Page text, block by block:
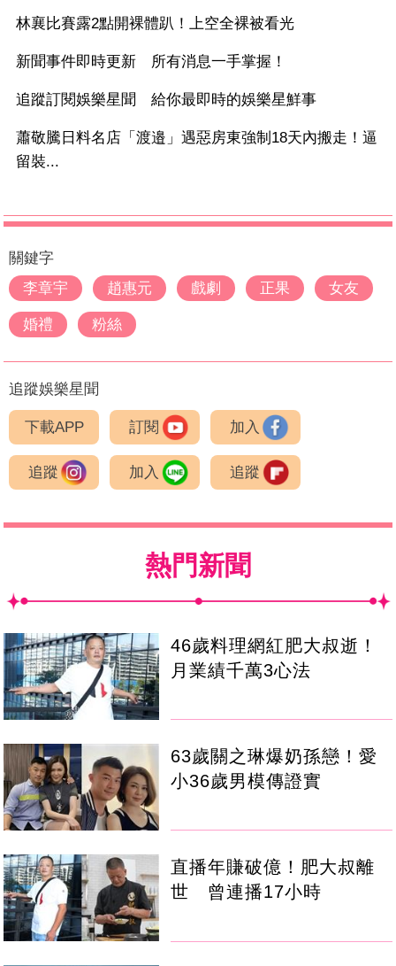
林襄比賽露2點開裸體趴！上空全裸被看光
新聞事件即時更新 所有消息一手掌握！
追蹤訂閱娛樂星聞 給你最即時的娛樂星鮮事
蕭敬騰日料名店「渡邉」遇惡房東強制18天內搬走！逼
留裝...
關鍵字
李章宇
趙惠元 戲劇 正果 女友
婚禮 粉絲
追蹤娛樂星聞
下載APP 訂閱 加入
追蹤 加入 追蹤
熱門新聞
46歲料理網紅肥大叔逝！
月業績千萬3心法
63歲關之琳爆奶孫戀！愛
小36歲男模傳證實
直播年賺破億！肥大叔離
世 曾連播17小時